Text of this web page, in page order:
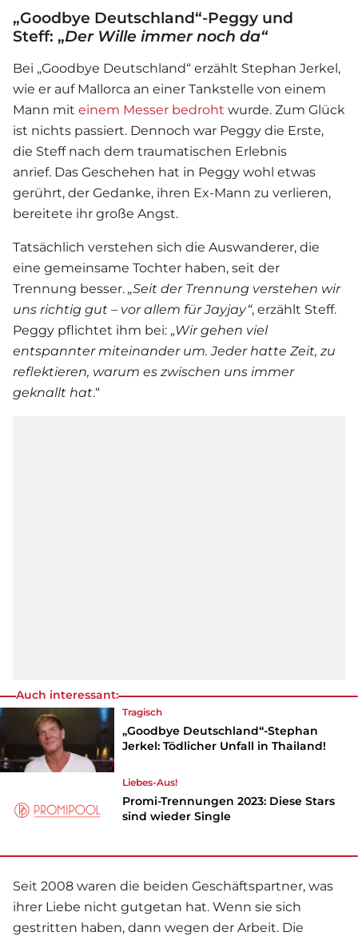
„Goodbye Deutschland“-Peggy und
Steff: „Der Wille immer noch da“
Bei „Goodbye Deutschland“ erzählt Stephan Jerkel,
wie er auf Mallorca an einer Tankstelle von einem
Mann mit einem Messer bedroht wurde. Zum Glück
ist nichts passiert. Dennoch war Peggy die Erste,
die Steff nach dem traumatischen Erlebnis
anrief. Das Geschehen hat in Peggy wohl etwas
gerührt, der Gedanke, ihren Ex-Mann zu verlieren,
bereitete ihr große Angst.
Tatsächlich verstehen sich die Auswanderer, die
eine gemeinsame Tochter haben, seit der
Trennung besser. „Seit der Trennung verstehen wir
uns richtig gut – vor allem für Jayjay“, erzählt Steff.
Peggy pflichtet ihm bei: „Wir gehen viel
entspannter miteinander um. Jeder hatte Zeit, zu
reflektieren, warum es zwischen uns immer
geknallt hat.“
Auch interessant:
Tragisch
„Goodbye Deutschland“-Stephan
Jerkel: Tödlicher Unfall in Thailand!
Liebes-Aus!
Promi-Trennungen 2023: Diese Stars
sind wieder Single
Seit 2008 waren die beiden Geschäftspartner, was
ihrer Liebe nicht gutgetan hat. Wenn sie sich
gestritten haben, dann wegen der Arbeit. Die